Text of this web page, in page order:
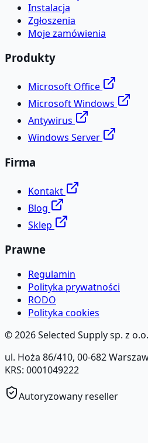
Instalacja
Zgłoszenia
Moje zamówienia
Produkty
Microsoft Office
Microsoft Windows
Antywirus
Windows Server
Firma
Kontakt
Blog
Sklep
Prawne
Regulamin
Polityka prywatności
RODO
Polityka cookies
©2026Selected Supply sp. z o.o.
ul. Hoża 86/410, 00-682
KRS: 0001049222
Autoryzowany reseller